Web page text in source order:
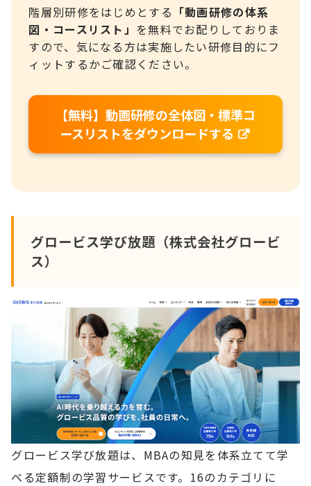
階層別研修をはじめとする 「動画研修の体系
図・コースリスト」 を無料でお配りしておりま
すので、気になる方は実施したい研修目的にフ
ィットするかご確認ください。
【無料】動画研修の全体図・標準コ
ースリストをダウンロードする
グロービス学び放題（株式会社グロービ
ス）
グロービス学び放題は、MBAの知見を体系立てて学
べる定額制の学習サービスです。16のカテゴリに